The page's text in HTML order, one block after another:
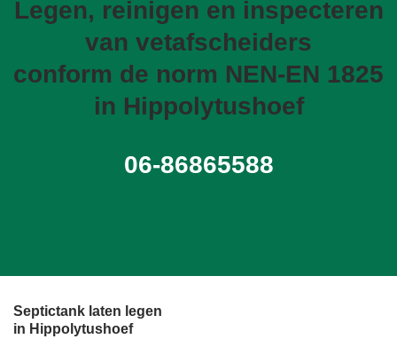
Legen, reinigen en inspecteren
van vetafscheiders
conform de norm NEN-EN 1825
in Hippolytushoef
06-86865588
Septictank laten legen
in Hippolytushoef